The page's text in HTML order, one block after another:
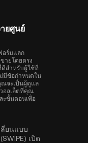
ยศูนย์
อร์มแลก
ายโดยตรง
ดีสำหรับผู้ใช้ที่
มีข้อกำหนดใน
ณจะเป็นผู้ดูแล
อลเล็ตที่คุณ
ะขั้นตอนเพื่อ
ลี่ยนแบบ
เปิด